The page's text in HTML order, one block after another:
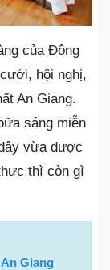
của Đông
hội nghị,
An Giang.
sáng miễn
vừa được
thì còn gì
Giang